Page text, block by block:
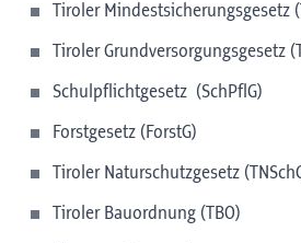
Tiroler Mindestsicherungsgesetz
Tiroler Grundversorgungsgesetz
Schulpflichtgesetz (SchPflG)
Forstgesetz (ForstG)
Tiroler Naturschutzgesetz
Tiroler Bauordnung (TBO)